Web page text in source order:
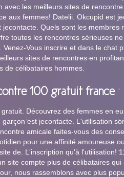
avec les meilleurs sites de
aux femmes! Datelii. Okcupid est
jecontacte. Quels sont les
toutes les rencontres sérieuses
Venez-Vous inscrire et dans le chat
sites de rencontres en
de célibataires hommes.
100 gratuit france
Découvrez des femmes en
est jecontacte. L'utilisation
amicale faites-vous des
pour une affinité amoureuse
de. L'inscription qu'à l'utilisation!
site compte plus de célibataires
nous rassemblons avec plus